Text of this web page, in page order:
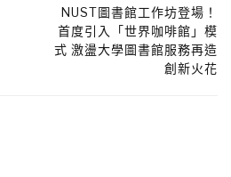
NUST圖書館工作坊登場！
首度引入「世界咖啡館」模
式 激盪大學圖書館服務再造
創新火花